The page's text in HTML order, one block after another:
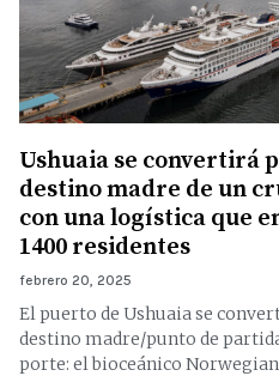
Ushuaia se convertirá
destino madre de un
con una logística que
1400 residentes
febrero 20, 2025
El puerto de Ushuaia se
destino madre/punto de
porte: el bioceánico